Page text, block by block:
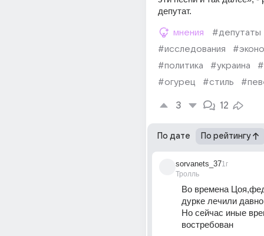
депутат.
мнения
#депутаты
#исследования
#политика
#украина
#огурец
#стиль
3 12
По дате По рейтингу
sorvanets_37
Тролль
1г
Во времена
дурке лечили
Но сейчас иные
востребован